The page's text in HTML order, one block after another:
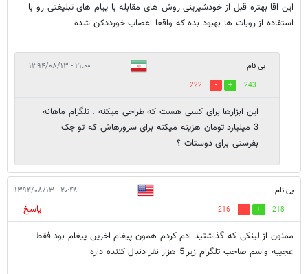
این اقا بهتره قبل از خودشیرینی روش های مقابله با پیام های تبلیغتی رو با
استفاده از روبات ها بهبود بده که واقعا اعصاب خورددکن شده
بی نام ۲۱:۰۰ - ۱۳۹۴/۰۸/۱۳
243
222
این ابزارها برای کسی هست که طراحی میکنه . تلگرام ماهانه
3 میلیارد تومان هزینه میکنه برای سرورهاش که تو جک
بفرستی برای دوستات ؟
بی نام ۲۰:۴۸ - ۱۳۹۴/۰۸/۱۳
218
216
پاسخ
ممنون از لینکی که گذاشتید ادم کردم همون پیغام اخرین پیغام بود فقط
عجیبه واسم صاحب تلگرام زیر 5 هزار نفر دنبال کننده داره